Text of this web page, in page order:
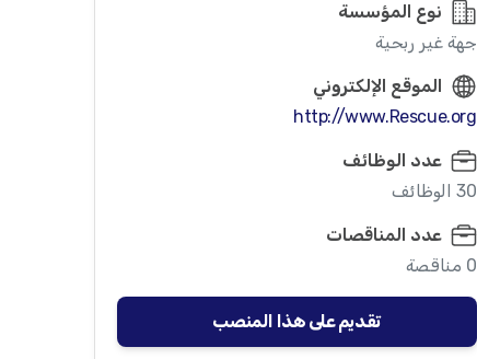
نوع المؤسسة
جهة غير ربحية
الموقع الإلكتروني
http://www.Rescue.org
عدد الوظائف
30 الوظائف
عدد المناقصات
0 مناقصة
تقديم على هذا المنصب